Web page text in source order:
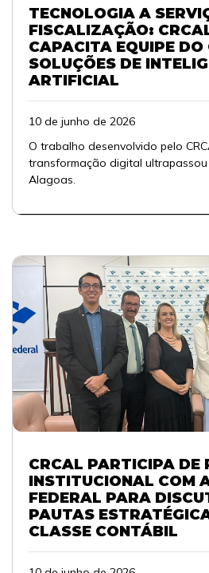
TECNOLOGIA A
FISCALIZAÇÃO:
CAPACITA EQUIPE DO
SOLUÇÕES DE
ARTIFICIAL
10 de junho de 2026
O trabalho desenvolvido pelo
transformação digital
Alagoas.
CRCAL PARTICIPA DE
INSTITUCIONAL COM
FEDERAL PARA
PAUTAS
CLASSE CONTÁBIL